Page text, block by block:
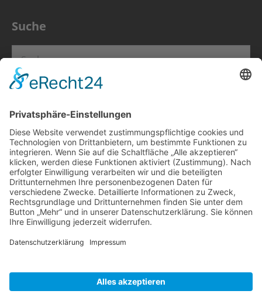
Suche
nach:
Info
Impressum
Datenschutz
Kontakt
Bündnis Eine Welt SH e.V.
Weltladen TOP 21 Facebook